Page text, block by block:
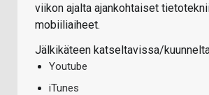
viikon ajalta ajankohtaiset
mobiiliaiheet.
Jälkikäteen katseltavissa/
Youtube
iTunes